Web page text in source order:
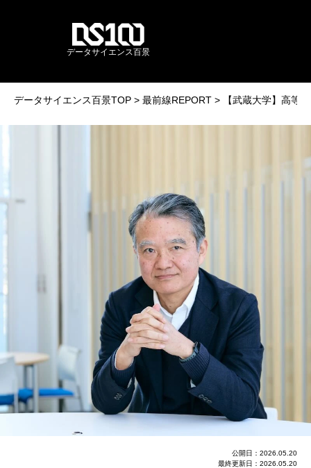
データサイエンス百景
データサイエンス百景TOP 最前線REPORT 【武蔵大学】高等
公開日：2026.05.20
最終更新日：2026.05.20